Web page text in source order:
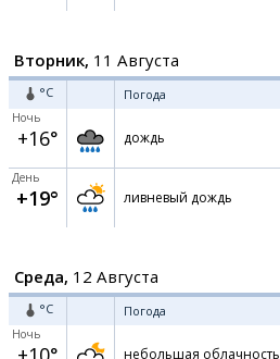
Вторник, 11 Августа
°C Погода
Ночь
+16° дождь
День
+19° ливневый дождь
Среда, 12 Августа
°C Погода
Ночь
небольшая облачность